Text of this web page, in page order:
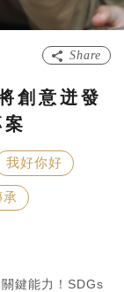
Share
創意迸發
我好你好
鍵能力！SDGs